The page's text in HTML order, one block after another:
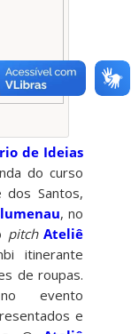
de Ideias
do curso
dos Santos,
, no
pitch Ateliê
itinerante
de roupas.
evento
e